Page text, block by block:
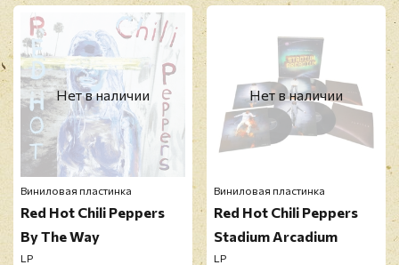
Нет в наличии
Виниловая пластинка
Red Hot Chili Peppers
By The Way
LP
Нет в наличии
Виниловая пластинка
Red Hot Chili Peppers
Stadium Arcadium
LP